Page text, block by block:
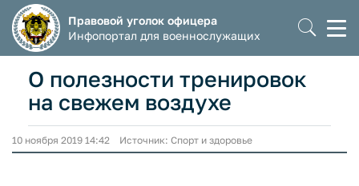
Правовой уголок офицера
Инфопортал для военнослужащих
О полезности тренировок
на свежем воздухе
10 ноября 2019 14:42 Источник: Спорт и здоровье